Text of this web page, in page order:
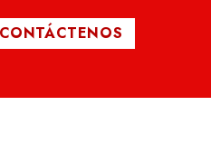
CONTÁCTENOS